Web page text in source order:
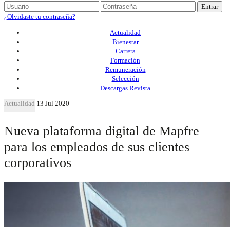
Entrar
¿Olvidaste tu contraseña?
Actualidad
Bienestar
Carrera
Formación
Remuneración
Selección
Descargas Revista
Actualidad 13 Jul 2020
Nueva plataforma digital de Mapfre
para los empleados de sus clientes
corporativos